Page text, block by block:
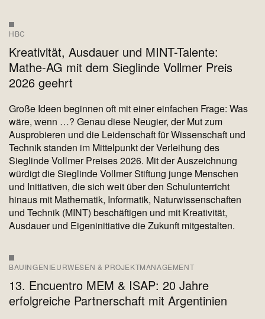
HBC
Kreativität, Ausdauer und MINT-Talente:
Mathe-AG mit dem Sieglinde Vollmer Preis
2026 geehrt
Große Ideen beginnen oft mit einer einfachen Frage: Was
wäre, wenn …? Genau diese Neugier, der Mut zum
Ausprobieren und die Leidenschaft für Wissenschaft und
Technik standen im Mittelpunkt der Verleihung des
Sieglinde Vollmer Preises 2026. Mit der Auszeichnung
würdigt die Sieglinde Vollmer Stiftung junge Menschen
und Initiativen, die sich weit über den Schulunterricht
hinaus mit Mathematik, Informatik, Naturwissenschaften
und Technik (MINT) beschäftigen und mit Kreativität,
Ausdauer und Eigeninitiative die Zukunft mitgestalten.
BAUINGENIEURWESEN & PROJEKTMANAGEMENT
13. Encuentro MEM & ISAP: 20 Jahre
erfolgreiche Partnerschaft mit Argentinien